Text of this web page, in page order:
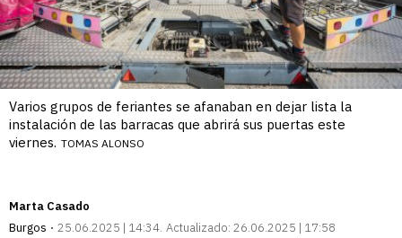
Varios grupos de feriantes se afanaban en dejar lista la
instalación de las barracas que abrirá sus puertas este
viernes. TOMAS ALONSO
Marta Casado
Burgos
25.06.2025 | 14:34 Actualizado: 26.06.2025 | 17:58